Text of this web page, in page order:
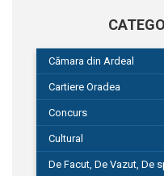
Cămara din Ardeal
Cartiere Oradea
Concurs
Cultural
De Facut, De Vazut, De
580